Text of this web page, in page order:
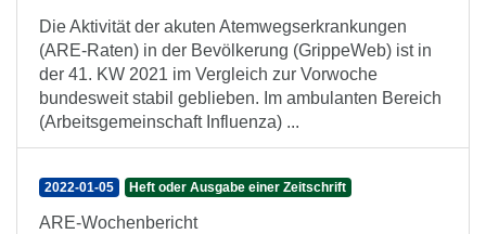
Die Aktivität der akuten Atemwegserkrankungen
(ARE-Raten) in der Bevölkerung (GrippeWeb) ist in
der 41. KW 2021 im Vergleich zur Vorwoche
bundesweit stabil geblieben. Im ambulanten Bereich
(Arbeitsgemeinschaft Influenza) ...
2022-01-05 Heft oder Ausgabe einer Zeitschrift
ARE-Wochenbericht